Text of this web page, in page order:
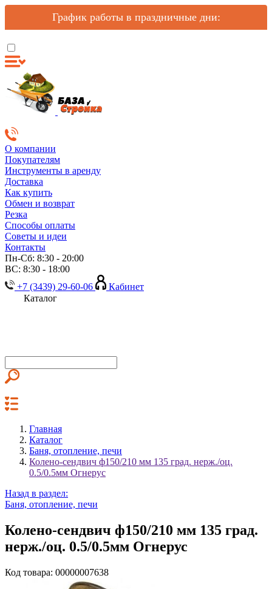
График работы в праздничные дни:
О компании
Покупателям
Инструменты в аренду
Доставка
Как купить
Обмен и возврат
Резка
Способы оплаты
Советы и идеи
Контакты
Пн-Сб: 8:30 - 20:00
ВС: 8:30 - 18:00
+7 (3439) 29-60-06
Кабинет
Каталог
Главная
Каталог
Баня, отопление, печи
Колено-сендвич ф150/210 мм 135 град. нерж./оц.
0.5/0.5мм Огнерус
Назад в раздел:
Баня, отопление, печи
Колено-сендвич ф150/210 мм 135 град.
нерж./оц. 0.5/0.5мм Огнерус
Код товара: 00000007638